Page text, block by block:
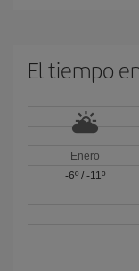
El tiempo
Enero
-6º/ -11º